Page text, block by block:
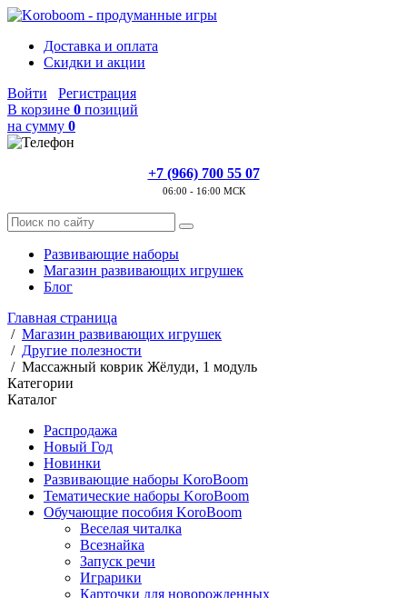
Доставка и оплата
Скидки и акции
Войти
Регистрация
В корзине 0 позиций
на сумму 0
+7 (966) 700 55 07
06:00 - 16:00 МСК
Развивающие наборы
Магазин развивающих игрушек
Блог
Главная страница
/ Магазин развивающих игрушек
/ Другие полезности
/ Массажный коврик Жёлуди, 1 модуль
Категории
Каталог
Распродажа
Новый Год
Новинки
Развивающие наборы KoroBoom
Тематические наборы KoroBoom
Обучающие пособия KoroBoom
Веселая читалка
Всезнайка
Запуск речи
Играрики
Карточки для новорожденных